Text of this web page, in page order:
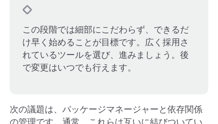
この段階では細部にこだわらず、できるだ
け早く始めることが目標です。広く採用さ
れているツールを選び、進みましょう。後
で変更はいつでも行えます。
次の議題は、パッケージマネージャーと依存関係
の管理です。通常、これらは互いに結びついてい